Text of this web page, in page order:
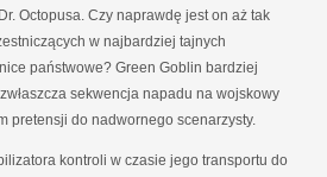
Octopusa. Czy naprawdę jest on aż tak
w najbardziej tajnych
państwowe? Green Goblin bardziej
sekwencja napadu na wojskowy
pretensji do nadwornego scenarzysty.
kontroli w czasie jego transportu do